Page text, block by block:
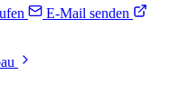
E-Mail senden